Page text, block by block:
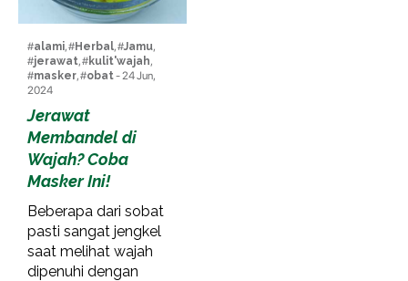
#alami, #Herbal, #Jamu,
#jerawat, #kulit'wajah,
#masker, #obat- 24 Jun,
2024
Jerawat
Membandel di
Wajah? Coba
Masker Ini!
Beberapa dari sobat
pasti sangat jengkel
saat melihat wajah
dipenuhi dengan